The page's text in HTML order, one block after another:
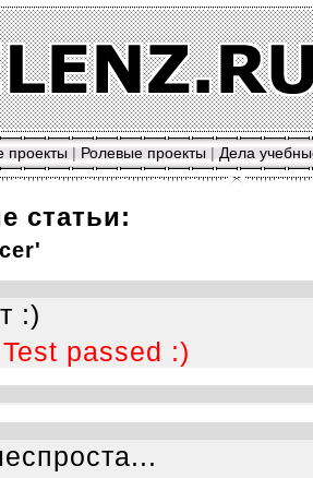
проекты | Ролевые проекты | Дела
статьи:
:)
passed :)